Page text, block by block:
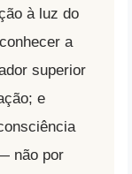
à luz do
a
superior
e
não por